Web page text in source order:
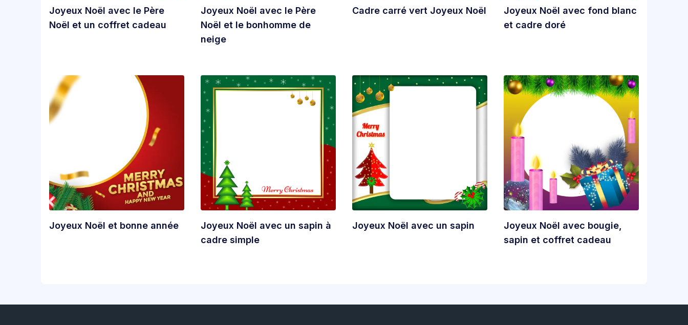
Joyeux Noël avec le Père
Noël et un coffret cadeau
Joyeux Noël avec le Père
Noël et le bonhomme de
neige
Cadre carré vert Joyeux Noël
Joyeux Noël avec fond blanc
et cadre doré
Joyeux Noël et bonne année
Joyeux Noël avec un sapin à
cadre simple
Joyeux Noël avec un sapin
Joyeux Noël avec bougie,
sapin et coffret cadeau